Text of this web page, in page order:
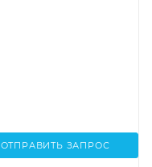
ОТПРАВИТЬ ЗАПРОС